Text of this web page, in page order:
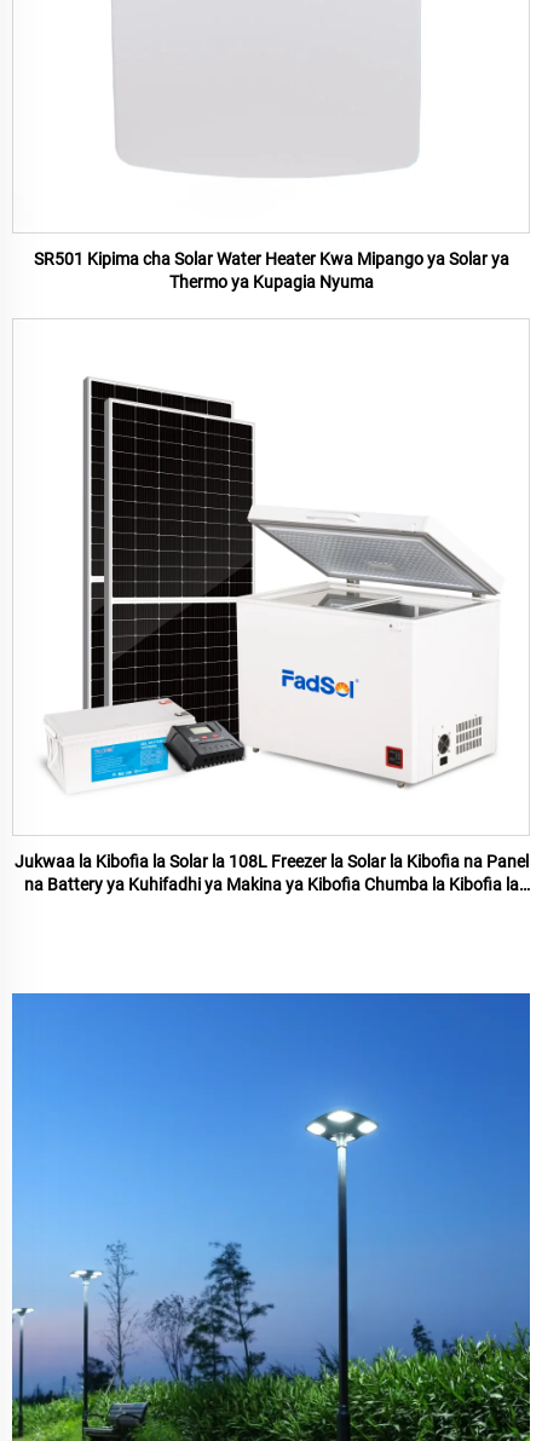
SR501 Kipima cha Solar Water Heater Kwa Mipango ya Solar ya
Thermo ya Kupagia Nyuma
Jukwaa la Kibofia la Solar la 108L Freezer la Solar la Kibofia na Panel
na Battery ya Kuhifadhi ya Makina ya Kibofia Chumba la Kibofia la